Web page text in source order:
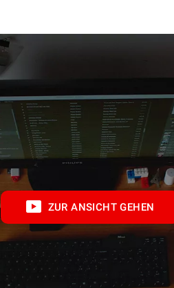
ZUR ANSICHT GEHEN